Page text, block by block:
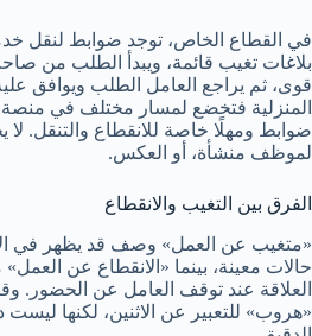
في القطاع الخاص، توجد ضوابط لنقل
بلاغات تغيب قائمة، ويبدأ الطلب من
قوى، ثم يراجع العامل الطلب ويوافق
المنزلية فتخضع لمسار مختلف في منصة
ضوابط ومهلًا خاصة للانقطاع والتنقل. لا
لموظف منشأة، أو العكس.
الفرق بين التغيب والانقطاع
«متغيب عن العمل» وصف قد يظهر في
حالات معينة، بينما «الانقطاع عن
العلاقة عند توقف العامل عن الحضور.
«هروب» للتعبير عن الاثنين، لكنها